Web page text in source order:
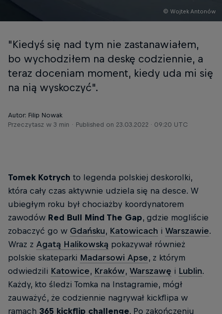
© Wojtek Antonów
"Kiedyś się nad tym nie zastanawiałem,
bo wychodziłem na deskę codziennie, a
teraz doceniam moment, kiedy uda mi się
na nią wyskoczyć".
Autor: Filip Nowak
Przeczytasz w 3 min
Published on 23.03.2022 · 09:20 UTC
Tomek Kotrych to legenda polskiej deskorolki,
która cały czas aktywnie udziela się na desce. W
ubiegłym roku był chociażby koordynatorem
zawodów Red Bull Mind The Gap, gdzie mogliście
zobaczyć go w Gdańsku, Katowicach i Warszawie.
Wraz z Agatą Halikowską pokazywał również
polskie skateparki Madarsowi Apse, z którym
odwiedzili Katowice, Kraków, Warszawę i Lublin.
Każdy, kto śledzi Tomka na Instagramie, mógł
zauważyć, że codziennie nagrywał kickflipa w
ramach 365 kickflip challenge. Po zakończeniu